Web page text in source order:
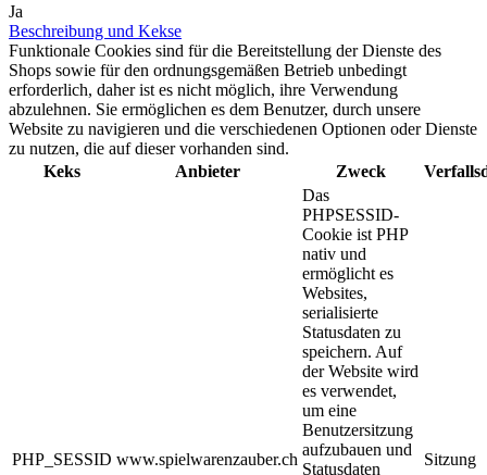
Ja
Beschreibung und Kekse
Funktionale Cookies sind für die Bereitstellung der Dienste des
Shops sowie für den ordnungsgemäßen Betrieb unbedingt
erforderlich, daher ist es nicht möglich, ihre Verwendung
abzulehnen. Sie ermöglichen es dem Benutzer, durch unsere
Website zu navigieren und die verschiedenen Optionen oder Dienste
zu nutzen, die auf dieser vorhanden sind.
Keks
Anbieter Zweck
PHP_SESSID www.spielwarenzauber.ch
Das
PHPSESSID-
Cookie ist PHP
nativ und
ermöglicht es
Websites,
serialisierte
Statusdaten zu
speichern. Auf
der Website wird
es verwendet,
um eine
Benutzersitzung
aufzubauen und
Statusdaten
Sitzung